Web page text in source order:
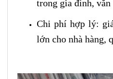
trong gia đình,
Chi phí hợp lý:
lớn cho nhà hàng,